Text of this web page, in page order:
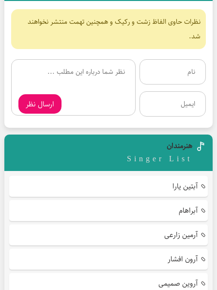
نظرات حاوی الفاظ زشت و رکیک و همچنین تهمت منتشر نخواهند
شد.
ارسال نظر
هنرمندان
Singer List
آبتین یارا
آبراهام
آرمین زارعی
آرون افشار
آروین صمیمی